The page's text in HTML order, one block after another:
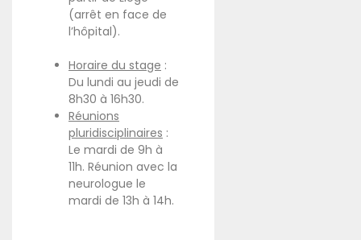
(arrêt en face de
l’hôpital).
Horaire du stage :
Du lundi au jeudi de
8h30 à 16h30.
Réunions
pluridisciplinaires :
Le mardi de 9h à
11h. Réunion avec la
neurologue le
mardi de 13h à 14h.